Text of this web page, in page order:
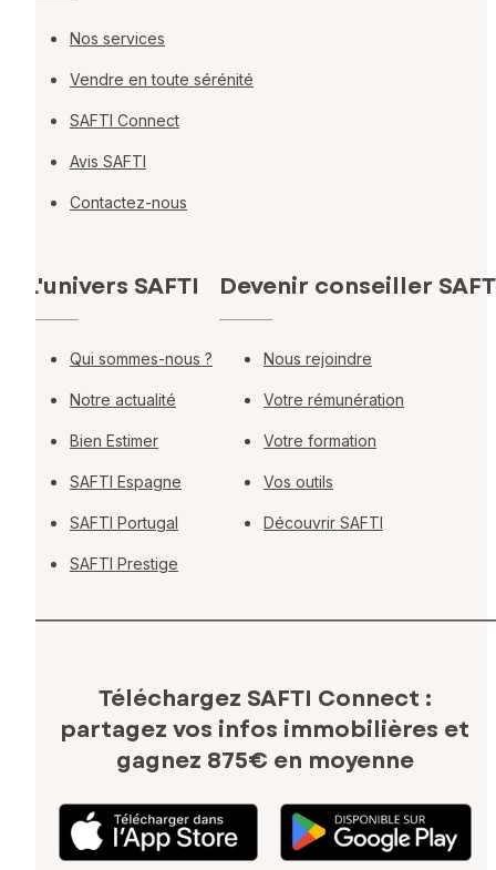
Nos services
Vendre en toute sérénité
SAFTI Connect
Avis SAFTI
Contactez-nous
L'univers SAFTI
Qui sommes-nous ?
Notre actualité
Bien Estimer
SAFTI Espagne
SAFTI Portugal
SAFTI Prestige
Devenir conseiller
Nous rejoindre
Votre rémunération
Votre formation
Vos outils
Découvrir SAFTI
Téléchargez SAFTI Connect :
partagez vos infos immobilières et
gagnez 875€ en moyenne